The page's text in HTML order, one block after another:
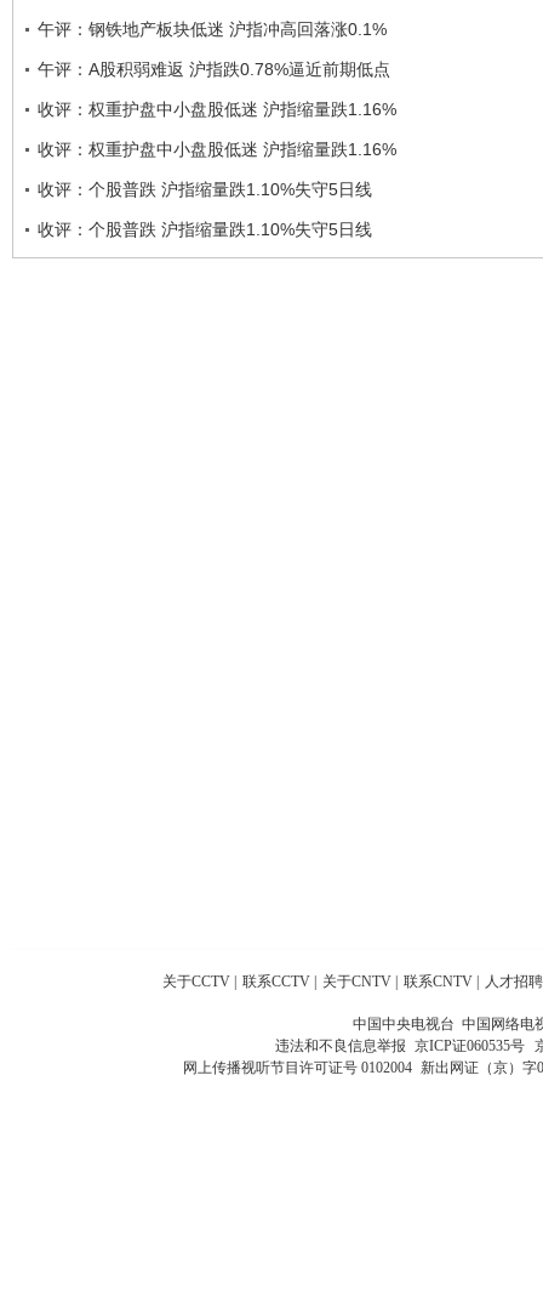
午评：钢铁地产板块低迷 沪指冲高回落涨0.1%
午评：A股积弱难返 沪指跌0.78%逼近前期低点
收评：权重护盘中小盘股低迷 沪指缩量跌1.16%
收评：权重护盘中小盘股低迷 沪指缩量跌1.16%
收评：个股普跌 沪指缩量跌1.10%失守5日线
收评：个股普跌 沪指缩量跌1.10%失守5日线
关于CCTV 联系CCTV 关于CNTV 联系CNTV 人才招聘
中国中央电视台 中国网络电
违法和不良信息举报 京ICP证060535号
网上传播视听节目许可证号 0102004 新出网证（京）